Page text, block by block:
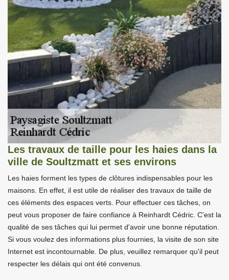
Les travaux de taille pour les haies dans la
ville de Soultzmatt et ses environs
Les haies forment les types de clôtures indispensables pour les
maisons. En effet, il est utile de réaliser des travaux de taille de
ces éléments des espaces verts. Pour effectuer ces tâches, on
peut vous proposer de faire confiance à Reinhardt Cédric. C'est la
qualité de ses tâches qui lui permet d'avoir une bonne réputation.
Si vous voulez des informations plus fournies, la visite de son site
Internet est incontournable. De plus, veuillez remarquer qu'il peut
respecter les délais qui ont été convenus.